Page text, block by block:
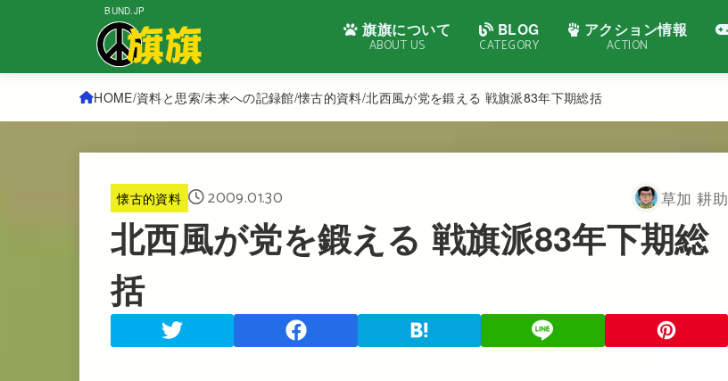
BUND.JP
旗旗について
ABOUT US
BLOG
CATEGORY
アクション情報
ACTION
HOME 資料と思索 未来への記録館 懐古的資料 北西風が党を鍛える 戦旗派83年下期総括
懐古的資料 2009.01.30 草加 耕助
北西風が党を鍛える 戦旗派83年下期総
括